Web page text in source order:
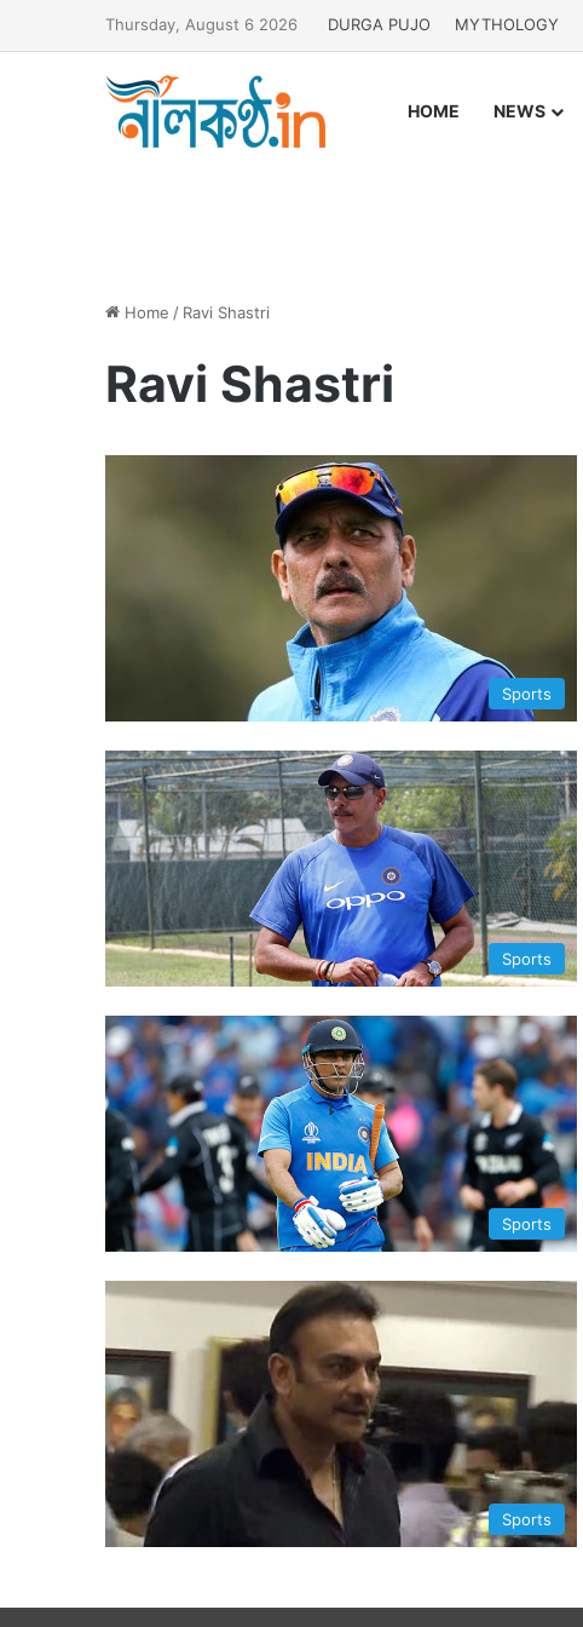
Thursday, August 6 2026 DURGA PUJO MYTHOLOGY
HOME NEWS
Home / Ravi Shastri
Ravi Shastri
Sports
Sports
Sports
Sports